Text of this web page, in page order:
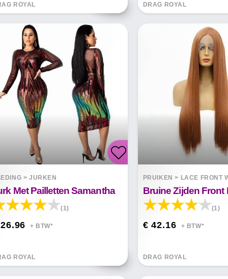
ROYAL DRAG ROYAL
>JURKEN
Met Pailletten Samantha
(1)
+ BTW*
ROYAL
PRUIKEN > LACE FRONT
(1)
€ 42.16 + BTW*
DRAG ROYAL